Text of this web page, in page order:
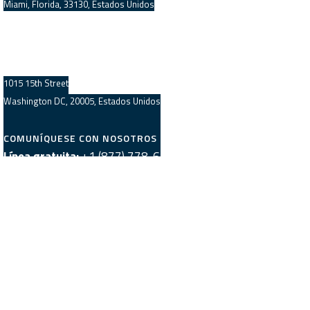
Miami, Florida, 33130, Estados Unidos
1015 15th Street
Washington DC, 20005, Estados Unidos
COMUNÍQUESE CON NOSOTROS
Línea gratuita:+1 (877) 778-6390